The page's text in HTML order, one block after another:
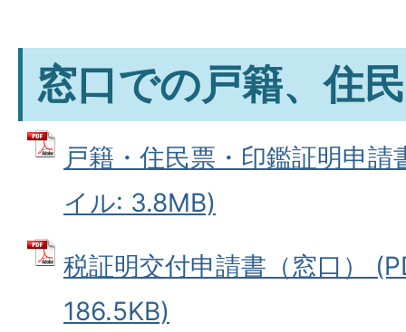
窓口での戸籍、住
戸籍・住民票・印鑑証明申
イル: 3.8MB)
税証明交付申請書（窓口）
186.5KB)